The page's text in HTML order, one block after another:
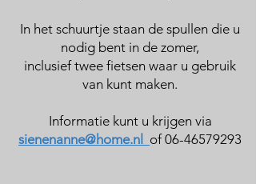
In het schuurtje staan de spullen die u
nodig bent in de zomer,
inclusief twee fietsen waar u gebruik
van kunt maken.
Informatie kunt u krijgen via
sienenanne@home.nl of06-46579293